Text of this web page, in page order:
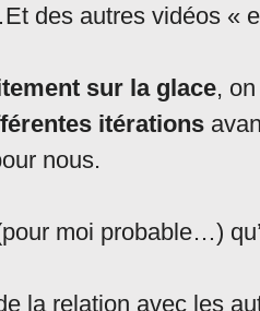
des autres vidéos «
sur la glace,
itérations
nous.
moi probable…)
la relation avec les